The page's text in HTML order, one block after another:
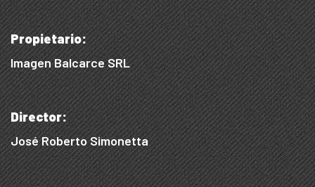
Propietario:
Imagen Balcarce SRL
Director:
José Roberto Simonetta